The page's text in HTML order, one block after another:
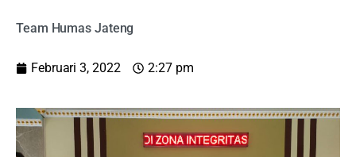
Team Humas Jateng
Februari 3, 2022 2:27 pm